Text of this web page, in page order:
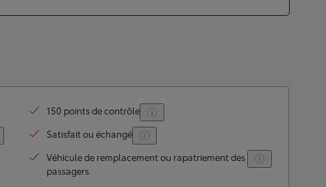
150 points de contrôle
Satisfait ou échangé
Véhicule de remplacement ou rapatriement des
passagers